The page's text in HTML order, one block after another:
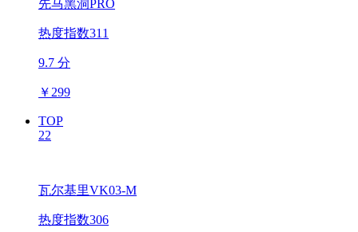
先马黑洞PRO
热度指数311
9.7 分
￥ 299
TOP
22
瓦尔基里VK03-M
热度指数306